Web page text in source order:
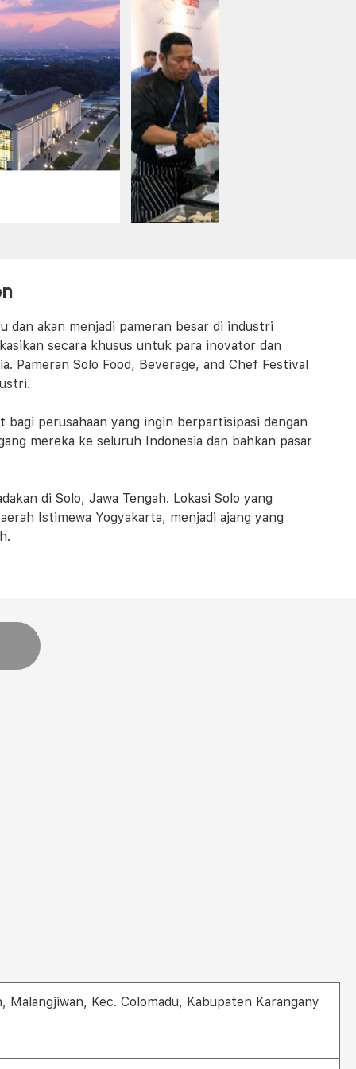
dan akan menjadi pameran besar di industri
secara khusus untuk para inovator dan
Pameran Solo Food, Beverage, and Chef Festival
bagi perusahaan yang ingin berpartisipasi dengan
mereka ke seluruh Indonesia dan bahkan pasar
di Solo, Jawa Tengah. Lokasi Solo yang
Istimewa Yogyakarta, menjadi ajang yang
Malangjiwan, Kec. Colomadu, Kabupaten Karangany